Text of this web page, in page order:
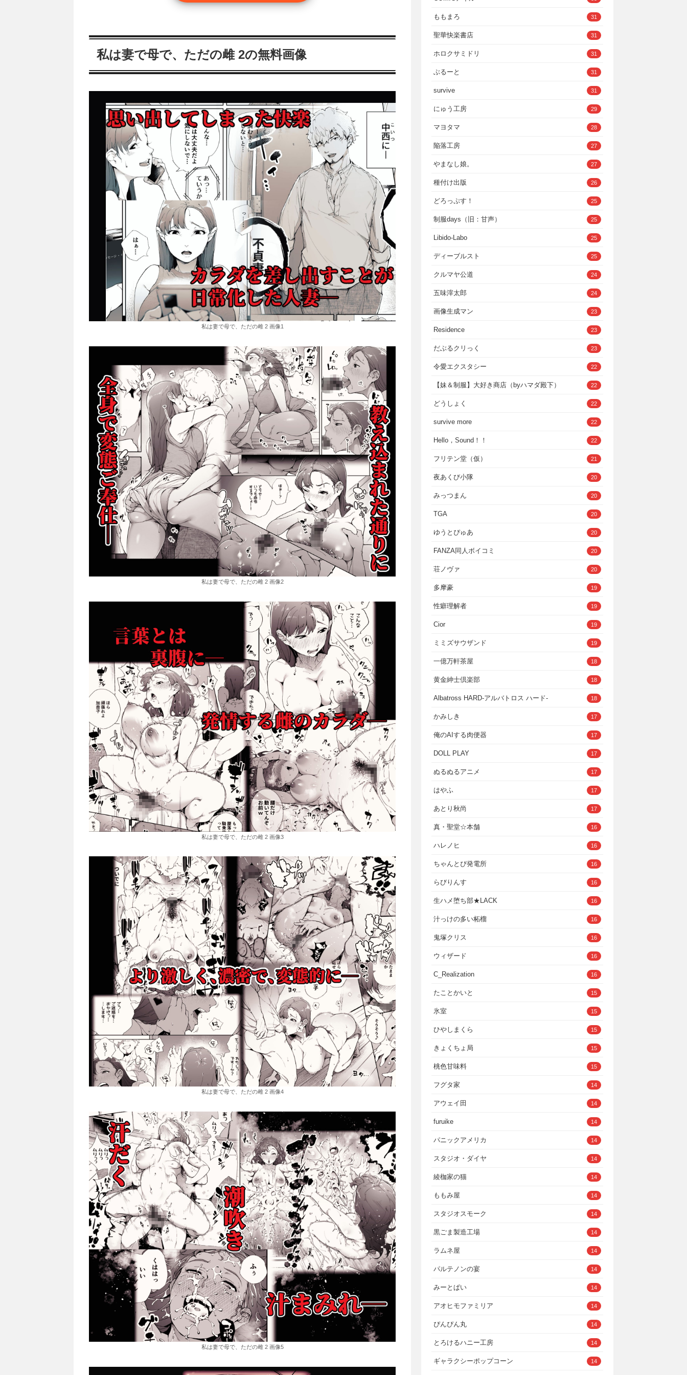
私は妻で母で、ただの雌 2の無料画像
私は妻で母で、ただの雌 2 画像1
私は妻で母で、ただの雌 2 画像2
私は妻で母で、ただの雌 2 画像3
私は妻で母で、ただの雌 2 画像4
私は妻で母で、ただの雌 2 画像5
ももまろ 31
聖華快楽書店 31
ホロクサミドリ 31
ぶるーと 31
survive 31
にゅう工房 29
マヨタマ 28
陥落工房 27
やまなし娘。 27
種付け出版 26
どろっぷす！ 25
制服days（旧：甘声） 25
Libido-Labo 25
ディーブルスト 25
クルマヤ公道 24
五味滓太郎 24
画像生成マン 23
Residence 23
だぶるクリっく 23
令愛エクスタシー 22
【妹＆制服】大好き商店（byハマダ殿下） 22
どうしょく 22
survive more 22
Hello，Sound！！ 22
フリテン堂（仮） 21
夜あくび小隊 20
みっつまん 20
TGA 20
ゆうとぴゅあ 20
FANZA同人ボイコミ 20
荘ノヴァ 20
多摩豪 19
性癖理解者 19
Cior 19
ミミズサウザンド 19
一億万軒茶屋 18
黄金紳士倶楽部 18
Albatross HARD‐アルバトロス ハード‐ 18
かみしき 17
俺のAIする肉便器 17
DOLL PLAY 17
ぬるぬるアニメ 17
はやふ 17
あとり秋尚 17
真・聖堂☆本舗 16
ハレノヒ 16
ちゃんとぴ発電所 16
らびりんす 16
生ハメ堕ち部★LACK 16
汁っけの多い柘榴 16
鬼塚クリス 16
ウィザード 16
C_Realization 16
たことかいと 15
氷室 15
ひやしまくら 15
きょくちょ局 15
桃色甘味料 15
フグタ家 14
アウェイ田 14
furuike 14
パニックアメリカ 14
スタジオ・ダイヤ 14
綾枷家の猫 14
ももみ屋 14
スタジオスモーク 14
黒ごま製造工場 14
ラムネ屋 14
パルテノンの宴 14
みーとぱい 14
アオヒモファミリア 14
ぴんぴん丸 14
とろけるハニー工房 14
ギャラクシーポップコーン 14